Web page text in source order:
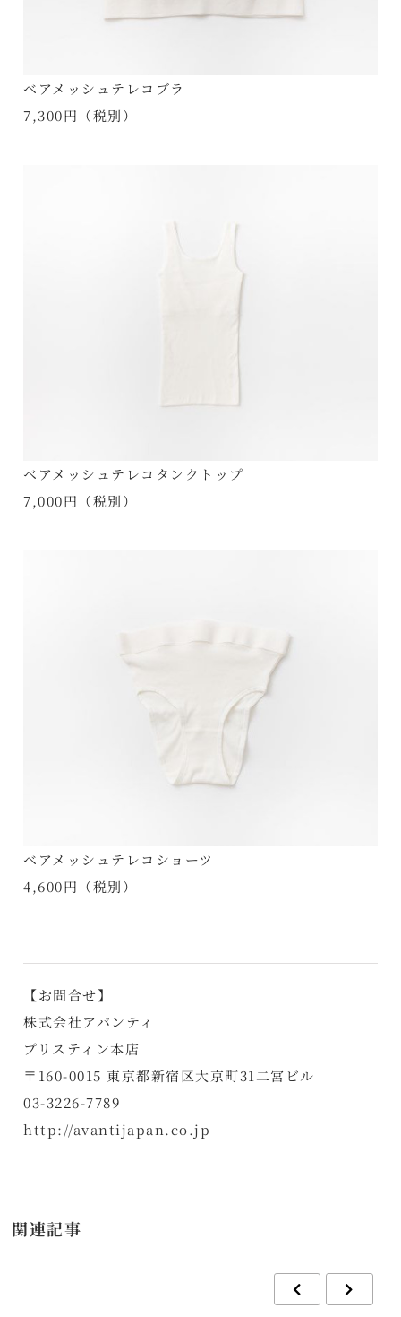
ベアメッシュテレコブラ
7,300円（税別）
ベアメッシュテレコタンクトップ
7,000円（税別）
ベアメッシュテレコショーツ
4,600円（税別）
【お問合せ】
株式会社アバンティ
プリスティン本店
〒160-0015 東京都新宿区大京町31二宮ビル
03-3226-7789
http://avantijapan.co.jp
関連記事